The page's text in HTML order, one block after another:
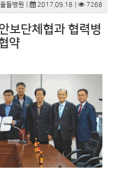
들병원 2017.09.18 7268
보단체협과 협력병
약